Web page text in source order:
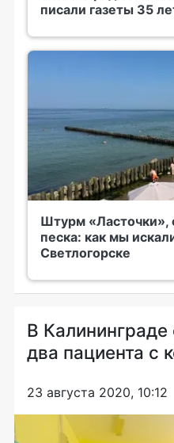
писали газеты 35
Штурм «Ласточки»,
песка: как мы
Светлогорске
В
два пациента с
23 августа 2020, 10:12